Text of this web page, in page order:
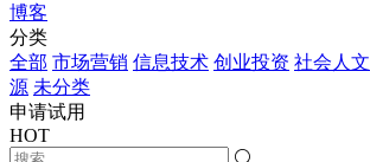
博客
分类
全部 市场营销 信息技术 创业投资 社会人文
源 未分类
申请试用
HOT